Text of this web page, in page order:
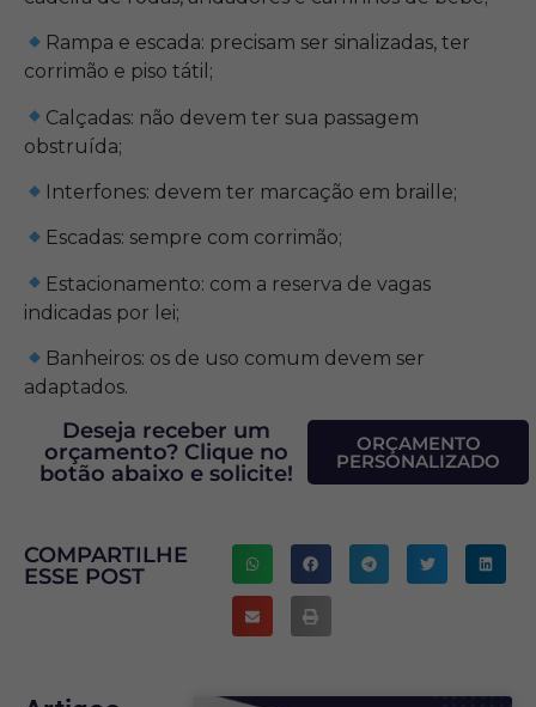
Rampa e escada: precisam ser sinalizadas, ter
corrimão e piso tátil;
Calçadas: não devem ter sua passagem
obstruída;
Interfones: devem ter marcação em braille;
Escadas: sempre com corrimão;
Estacionamento: com a reserva de vagas
indicadas por lei;
Banheiros: os de uso comum devem ser
adaptados.
Deseja receber um
orçamento? Clique no
botão abaixo e solicite!
ORÇAMENTO
PERSONALIZADO
COMPARTILHE
ESSE POST